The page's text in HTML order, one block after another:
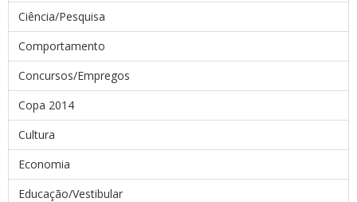
Ciência/Pesquisa
Comportamento
Concursos/Empregos
Copa 2014
Cultura
Economia
Educação/Vestibular